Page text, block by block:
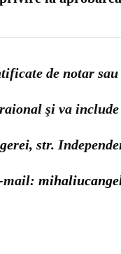
de notar
şi va
str.
mail: